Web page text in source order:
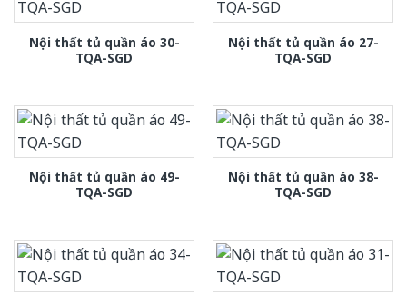
Nội thất tủ quần áo 30-
TQA-SGD
Nội thất tủ quần áo 27-
TQA-SGD
Nội thất tủ quần áo 49-
TQA-SGD
Nội thất tủ quần áo 38-
TQA-SGD